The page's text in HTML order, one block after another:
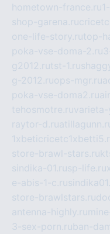
hometown-france.ru
shop-garena.ru
one-life-story.rutop-
poka-vse-doma-2.ru
g2012.rutst-1.ru
g-2012.ruops-mgr.ru
poka-vse-doma2.ru
tehosmotre.ruvarieta-
raytor-d.ru
store-brawl-stars.ru
sindika-01.rusp-life.ru
e-abis-1-c.ru
store-brawlstars.ru
antenna-highly.ru
3-sex-porn.ruban-